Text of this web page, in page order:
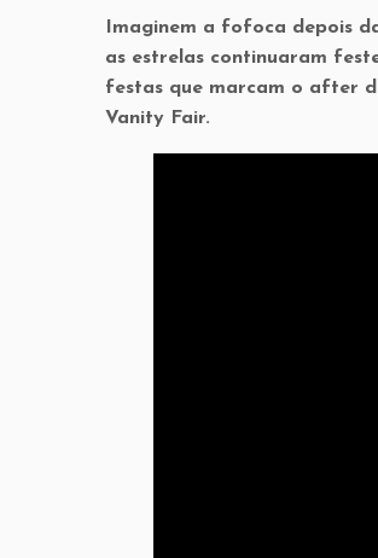
b
o
o
k
dI
n
A
p
re
ss
Imaginem a fofoca depois
as estrelas continuaram
festas que marcam o after
Vanity Fair.